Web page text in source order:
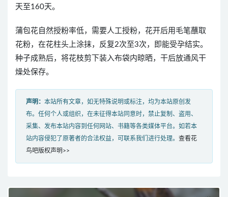
天至160天。
蒲包花自然授粉率低，需要人工授粉，花开后用毛笔蘸取
花粉，在花柱头上涂抹，反复2次至3次，即能受孕结实。
种子成熟后，将花枝剪下装入布袋内晾晒，干后放通风干
燥处保存。
声明： 本站所有文章，如无特殊说明或标注，均为本站原创发
布。任何个人或组织，在未征得本站同意时，禁止复制、盗用、
采集、发布本站内容到任何网站、书籍等各类媒体平台。如若本
站内容侵犯了原著者的合法权益，可联系我们进行处理。 查看花
鸟吧版权声明>>